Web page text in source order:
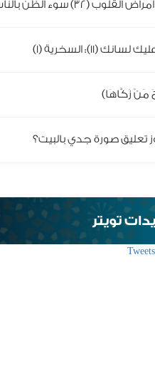
(32) سوء الظن بالناس (2)
(11): السخرية (1)
مَنْ زَكَّاهَا)
تعليق صورة جدي بالبيت؟
تويتر